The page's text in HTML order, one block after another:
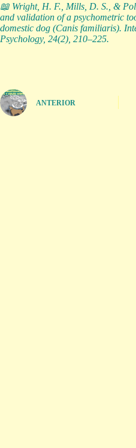
📖 Wright, H. F., Mills, D. S., &
and validation of a psychometric
domestic dog (Canis familiaris).
Psychology, 24(2), 210–225.
ANTERIOR